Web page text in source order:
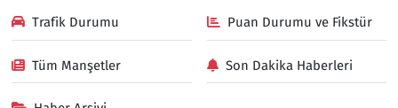
Trafik Durumu Puan Durumu ve Fikstür
Tüm Manşetler Son Dakika Haberleri